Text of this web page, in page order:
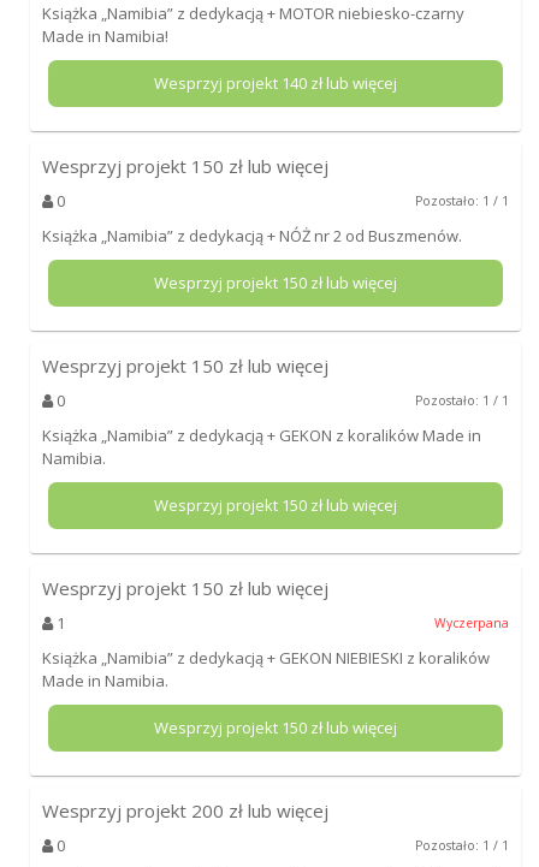
Książka „Namibia” z dedykacją + MOTOR niebiesko-czarny
Made in Namibia!
Wesprzyj projekt 140zł lub więcej
Wesprzyj projekt 150 zł lub więcej
0 Pozostało: 1 / 1
Książka „Namibia” z dedykacją + NÓŻ nr 2 od Buszmenów.
Wesprzyj projekt 150zł lub więcej
Wesprzyj projekt 150 zł lub więcej
0 Pozostało: 1 / 1
Książka „Namibia” z dedykacją + GEKON z koralików Made in
Namibia.
Wesprzyj projekt 150zł lub więcej
Wesprzyj projekt 150 zł lub więcej
1 Wyczerpana
Książka „Namibia” z dedykacją + GEKON NIEBIESKI z koralików
Made in Namibia.
Wesprzyj projekt 150zł lub więcej
Wesprzyj projekt 200 zł lub więcej
0 Pozostało: 1 / 1